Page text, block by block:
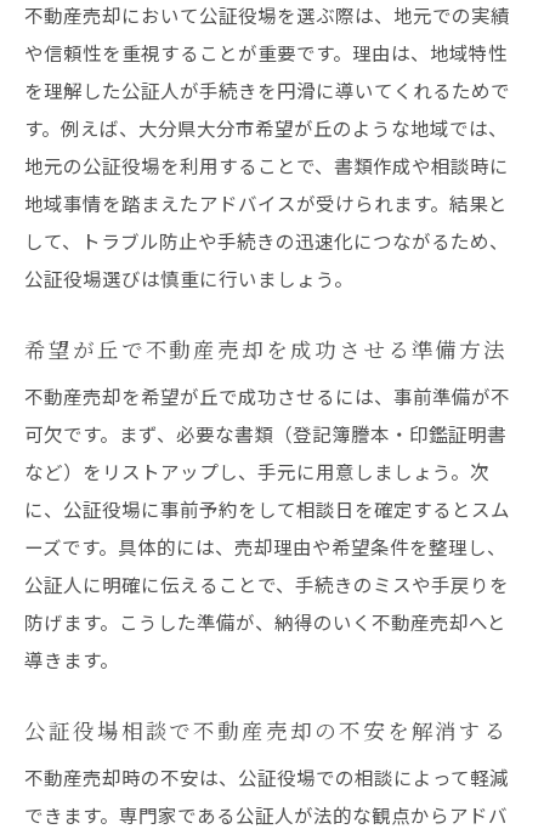
不動産売却において公証役場を選ぶ際は、地元での実績
や信頼性を重視することが重要です。理由は、地域特性
を理解した公証人が手続きを円滑に導いてくれるためで
す。例えば、大分県大分市希望が丘のような地域では、
地元の公証役場を利用することで、書類作成や相談時に
地域事情を踏まえたアドバイスが受けられます。結果と
して、トラブル防止や手続きの迅速化につながるため、
公証役場選びは慎重に行いましょう。
希望が丘で不動産売却を成功させる準備方法
不動産売却を希望が丘で成功させるには、事前準備が不
可欠です。まず、必要な書類（登記簿謄本・印鑑証明書
など）をリストアップし、手元に用意しましょう。次
に、公証役場に事前予約をして相談日を確定するとスム
ーズです。具体的には、売却理由や希望条件を整理し、
公証人に明確に伝えることで、手続きのミスや手戻りを
防げます。こうした準備が、納得のいく不動産売却へと
導きます。
公証役場相談で不動産売却の不安を解消する
不動産売却時の不安は、公証役場での相談によって軽減
できます。専門家である公証人が法的な観点からアドバ